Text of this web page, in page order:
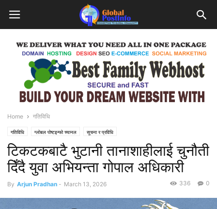
Home गतिविधि
गतिविधि ग्लोबल पोष्टइन्फो च्यानल सूचना र प्रविधि
टिकटकबाटै भुटानी तानाशाहीलाई चुनौती
दिँदै युवा अभियन्ता गोपाल अधिकारी
By Arjun Pradhan - March 13, 2026 0
336